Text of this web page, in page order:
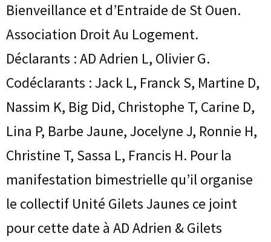
Bienveillance et d’Entraide de St Ouen.
Association Droit Au Logement.
Déclarants : AD Adrien L, Olivier G.
Codéclarants : Jack L, Franck S, Martine D,
Nassim K, Big Did, Christophe T, Carine D,
Lina P, Barbe Jaune, Jocelyne J, Ronnie H,
Christine T, Sassa L, Francis H. Pour la
manifestation bimestrielle qu’il organise
le collectif Unité Gilets Jaunes ce joint
pour cette date à AD Adrien & Gilets